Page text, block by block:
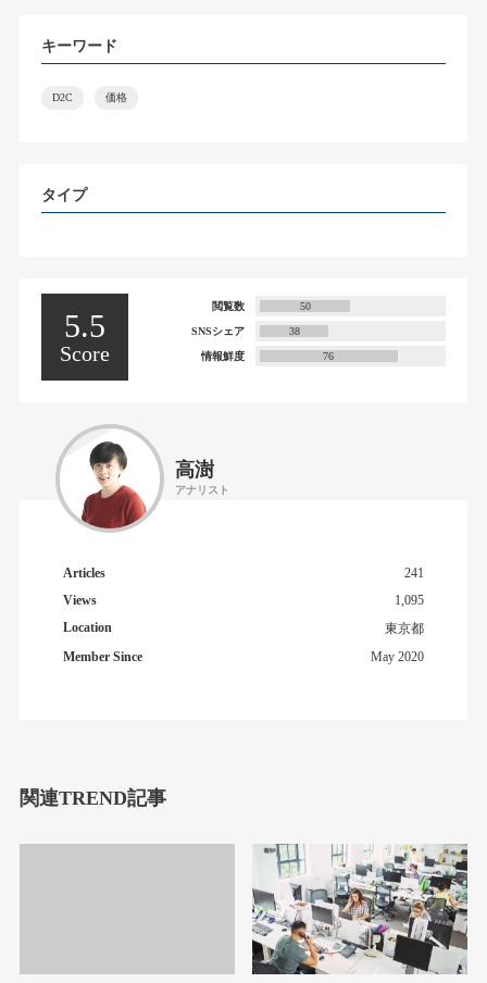
キーワード
D2C 価格
タイプ
5.5
Score
閲覧数 50
SNSシェア 38
情報鮮度 76
高澍
アナリスト
Articles
241
Views
1,095
Location
東京都
Member Since
May 2020
関連TREND記事